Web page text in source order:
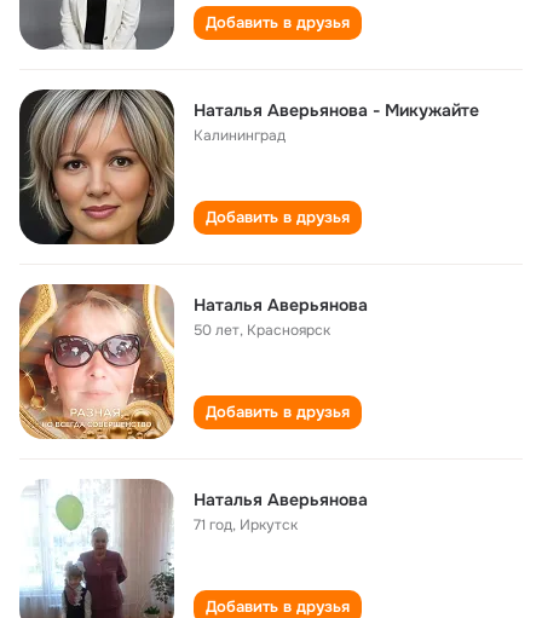
Добавить в друзья
Наталья Аверьянова - Микужайте
Калининград
Добавить в друзья
Наталья Аверьянова
50 лет, Красноярск
Добавить в друзья
Наталья Аверьянова
71 год, Иркутск
Добавить в друзья